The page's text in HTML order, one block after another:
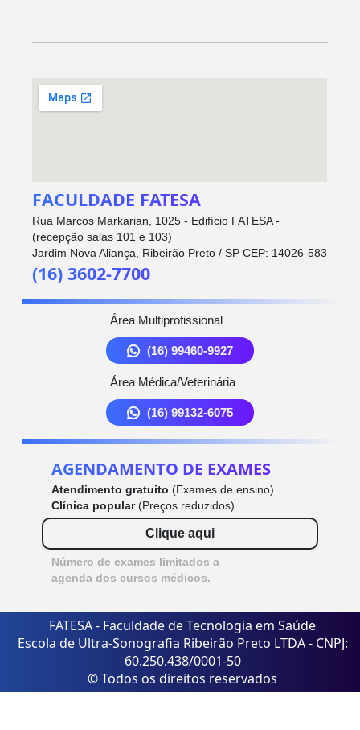
FACULDADE FATESA
Rua Marcos Markarian, 1025 - Edifício FATESA -
(recepção salas 101 e 103)
Jardim Nova Aliança, Ribeirão Preto / SP CEP: 14026-583
(16) 3602-7700
Área Multiprofissional
(16) 99460-9927
Área Médica/Veterinária
(16) 99132-6075
AGENDAMENTO DE EXAMES
Atendimento gratuito (Exames de ensino)
Clínica popular(Preços reduzidos)
Clique aqui
Número de exames limitados a
agenda dos cursos médicos.
FATESA - Faculdade de Tecnologia em Saúde
Escola de Ultra-Sonografia Ribeirão Preto LTDA - CNPJ:
60.250.438/0001-50
© Todos os direitos reservados